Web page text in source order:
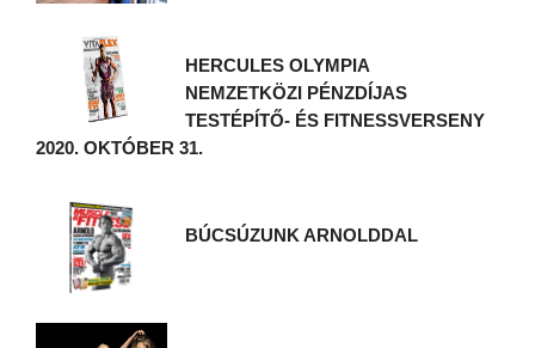
HERCULES OLYMPIA
NEMZETKÖZI PÉNZDÍJAS
TESTÉPÍTŐ- ÉS FITNESSVERSENY
2020. OKTÓBER 31.
BÚCSÚZUNK ARNOLDDAL